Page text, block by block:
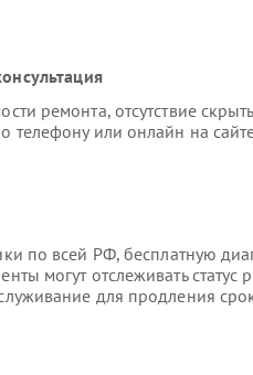
ремонта, отсутствие
телефону или онлайн на
по всей РФ, бесплатную
могут отслеживать статус
для продления